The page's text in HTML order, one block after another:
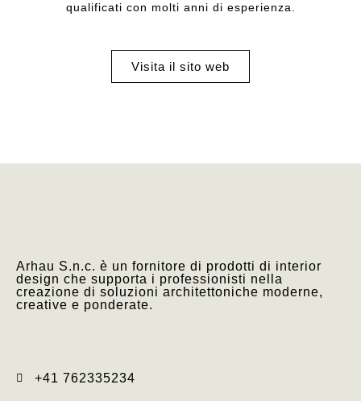
qualificati con molti anni di esperienza.
Visita il sito web
Arhau S.n.c. è un fornitore di prodotti di interior
design che supporta i professionisti nella
creazione di soluzioni architettoniche moderne,
creative e ponderate.
+41 762335234​